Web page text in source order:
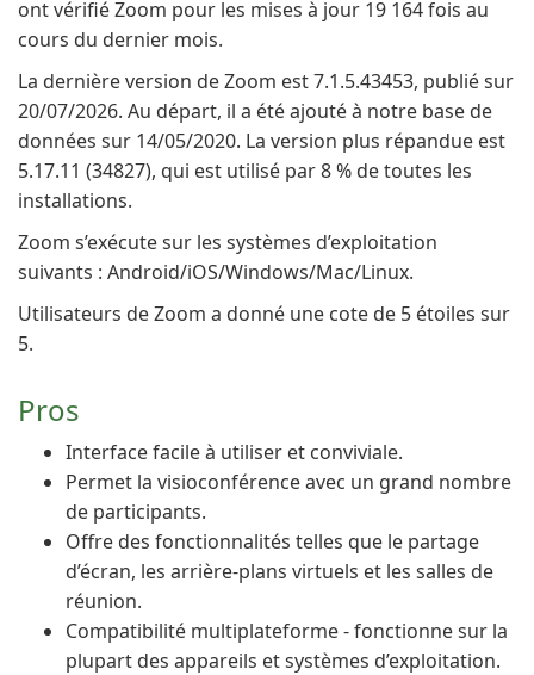
ont vérifié Zoom pour les mises à jour 19 164 fois au
cours du dernier mois.
La dernière version de Zoom est 7.1.5.43453, publié sur
20/07/2026. Au départ, il a été ajouté à notre base de
données sur 14/05/2020. La version plus répandue est
5.17.11 (34827), qui est utilisé par 8 % de toutes les
installations.
Zoom s’exécute sur les systèmes d’exploitation
suivants : Android/iOS/Windows/Mac/Linux.
Utilisateurs de Zoom a donné une cote de 5 étoiles sur
5.
Pros
Interface facile à utiliser et conviviale.
Permet la visioconférence avec un grand nombre
de participants.
Offre des fonctionnalités telles que le partage
d’écran, les arrière-plans virtuels et les salles de
réunion.
Compatibilité multiplateforme - fonctionne sur la
plupart des appareils et systèmes d’exploitation.